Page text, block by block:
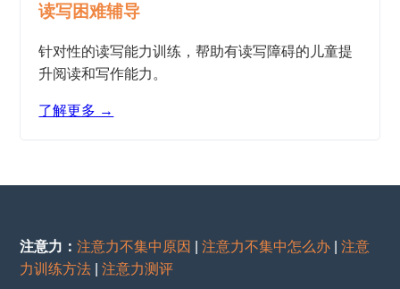
读写困难辅导
针对性的读写能力训练，帮助有读写障碍的儿童提
升阅读和写作能力。
了解更多 →
注意力：注意力不集中原因 |注意力不集中怎么办 |注意
力训练方法 |注意力测评